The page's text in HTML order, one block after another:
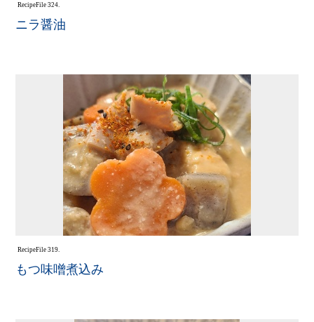
RecipeFile 324.
ニラ醤油
RecipeFile 319.
もつ味噌煮込み